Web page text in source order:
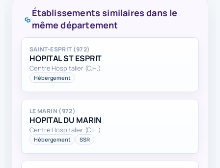
Établissements similaires dans le
même département
SAINT-ESPRIT (972)
HOPITAL ST ESPRIT
Centre Hospitalier (C.H.)
Hébergement
LE MARIN (972)
HOPITAL DU MARIN
Centre Hospitalier (C.H.)
Hébergement SSR